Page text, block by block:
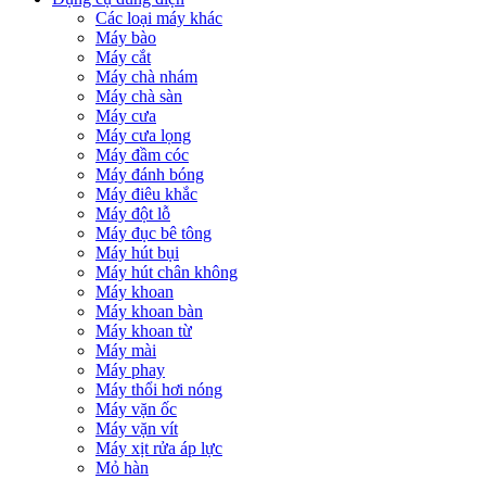
Các loại máy khác
Máy bào
Máy cắt
Máy chà nhám
Máy chà sàn
Máy cưa
Máy cưa lọng
Máy đầm cóc
Máy đánh bóng
Máy điêu khắc
Máy đột lỗ
Máy đục bê tông
Máy hút bụi
Máy hút chân không
Máy khoan
Máy khoan bàn
Máy khoan từ
Máy mài
Máy phay
Máy thổi hơi nóng
Máy vặn ốc
Máy vặn vít
Máy xịt rửa áp lực
Mỏ hàn